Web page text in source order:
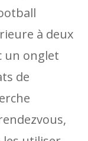
à deux
un onglet
de